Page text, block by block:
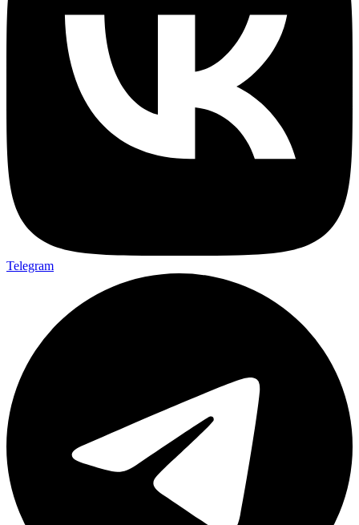
Telegram